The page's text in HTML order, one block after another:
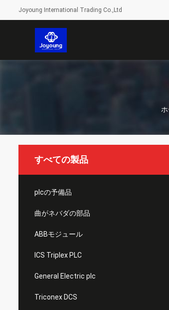
Joyoung International Trading Co.,Ltd
すべての製品
plcの予備品
曲がネバダの部品
ABBモジュール
ICS Triplex PLC
General Electric plc
Triconex DCS